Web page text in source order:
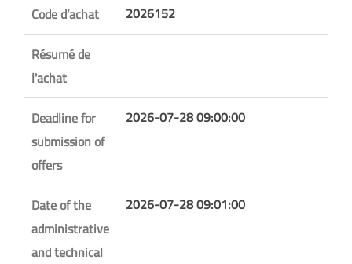
Code d’achat
2026152
Résumé de
l'achat
Deadline for
submission of
offers
2026-07-28 09:00:00
Date of the
administrative
and technical
2026-07-28 09:01:00